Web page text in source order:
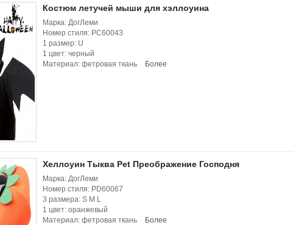
Костюм летучей мыши для хэллоуина
Марка: ДогЛеми
Номер стиля: PC60043
1 размер: U
1 цвет: черный
Материал: фетровая ткань
Более
Хеллоуин Тыква Pet Преображение Господня
Марка: ДогЛеми
Номер стиля: PD60067
3 размера: S M L
1 цвет: оранжевый
Материал: фетровая ткань
Более